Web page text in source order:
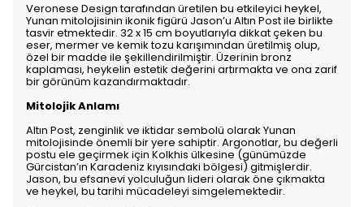
Veronese Design tarafından üretilen bu etkileyici heykel,
Yunan mitolojisinin ikonik figürü Jason’u Altın Post ile birlikte
tasvir etmektedir. 32 x 15 cm boyutlarıyla dikkat çeken bu
eser, mermer ve kemik tozu karışımından üretilmiş olup,
özel bir madde ile şekillendirilmiştir. Üzerinin bronz
kaplaması, heykelin estetik değerini artırmakta ve ona zarif
bir görünüm kazandırmaktadır.
Mitolojik Anlamı
Altın Post, zenginlik ve iktidar sembolü olarak Yunan
mitolojisinde önemli bir yere sahiptir. Argonotlar, bu değerli
postu ele geçirmek için Kolkhis ülkesine (günümüzde
Gürcistan’ın Karadeniz kıyısındaki bölgesi) gitmişlerdir.
Jason, bu efsanevi yolculuğun lideri olarak öne çıkmakta
ve heykel, bu tarihi mücadeleyi simgelemektedir.